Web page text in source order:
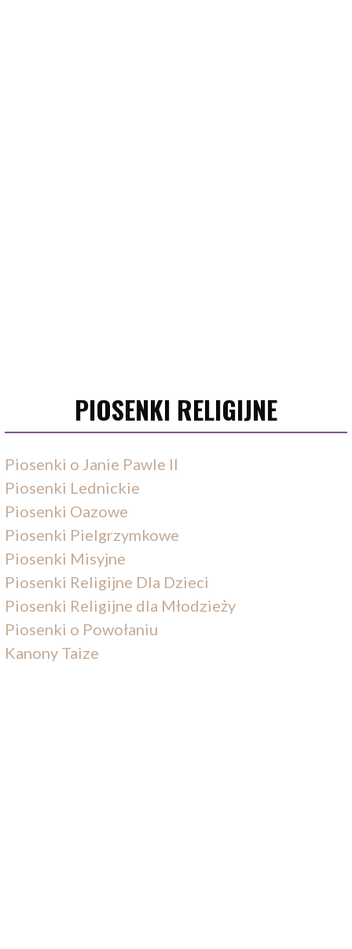
PIOSENKI RELIGIJNE
Piosenki o Janie Pawle II
Piosenki Lednickie
Piosenki Oazowe
Piosenki Pielgrzymkowe
Piosenki Misyjne
Piosenki Religijne Dla Dzieci
Piosenki Religijne dla Młodzieży
Piosenki o Powołaniu
Kanony Taize